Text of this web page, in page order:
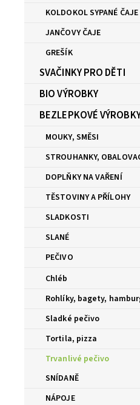
KOLDOKOL SYPANÉ ČAJE
JANČOVY ČAJE
GREŠÍK
SVAČINKY PRO DĚTI
BIO VÝROBKY
BEZLEPKOVÉ
MOUKY, SMĚSI
STROUHANKY,
DOPLŇKY NA VAŘENÍ
TĚSTOVINY A PŘÍLOHY
SLADKOSTI
SLANÉ
PEČIVO
Chléb
Rohlíky, bagety,
Sladké pečivo
Tortila, pizza
Trvanlivé pečivo
SNÍDANĚ
NÁPOJE